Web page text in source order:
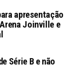
apresentação
Joinville e
Série B e não